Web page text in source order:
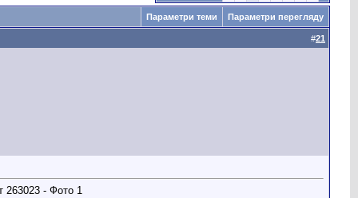
Параметри теми Параметри перегляду
#21